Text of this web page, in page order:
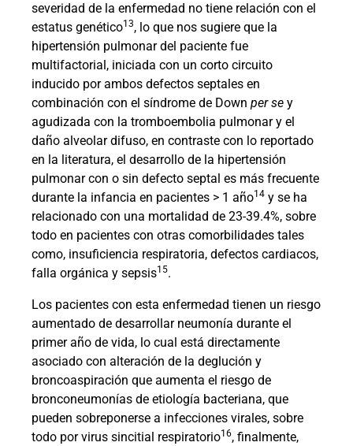
severidad de la enfermedad no tiene relación con el
estatus genético13, lo que nos sugiere que la
hipertensión pulmonar del paciente fue
multifactorial, iniciada con un corto circuito
inducido por ambos defectos septales en
combinación con el síndrome de Down per se y
agudizada con la tromboembolia pulmonar y el
daño alveolar difuso, en contraste con lo reportado
en la literatura, el desarrollo de la hipertensión
pulmonar con o sin defecto septal es más frecuente
durante la infancia en pacientes > 1 año14 y se ha
relacionado con una mortalidad de 23-39.4%, sobre
todo en pacientes con otras comorbilidades tales
como, insuficiencia respiratoria, defectos cardiacos,
falla orgánica y sepsis15.
Los pacientes con esta enfermedad tienen un riesgo
aumentado de desarrollar neumonía durante el
primer año de vida, lo cual está directamente
asociado con alteración de la deglución y
broncoaspiración que aumenta el riesgo de
bronconeumonías de etiología bacteriana, que
pueden sobreponerse a infecciones virales, sobre
todo por virus sincitial respiratorio16, finalmente,